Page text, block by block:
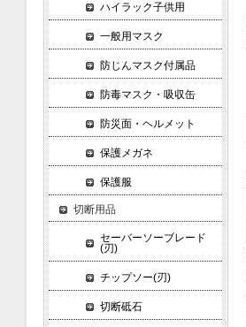
ハイラック子供用
一般用マスク
防じんマスク付属品
防毒マスク・吸収缶
防災面・ヘルメット
保護メガネ
保護服
切断用品
セーバーソーブレード
(刃)
チップソー(刃)
切断砥石